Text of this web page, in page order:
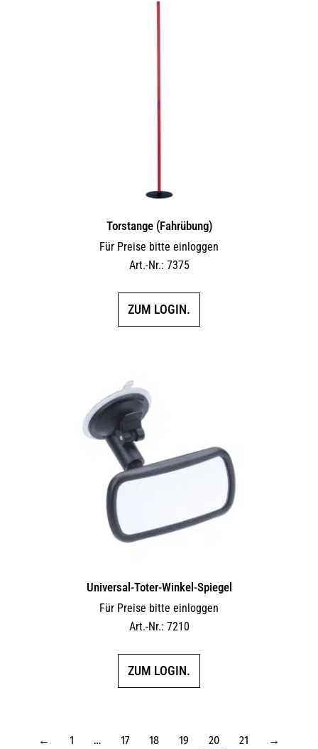
Torstange (Fahrübung)
Für Preise bitte einloggen
Art.-Nr.: 7375
ZUM LOGIN.
Universal-Toter-Winkel-Spiegel
Für Preise bitte einloggen
Art.-Nr.: 7210
ZUM LOGIN.
← 1 … 17 18 19 20 21 →